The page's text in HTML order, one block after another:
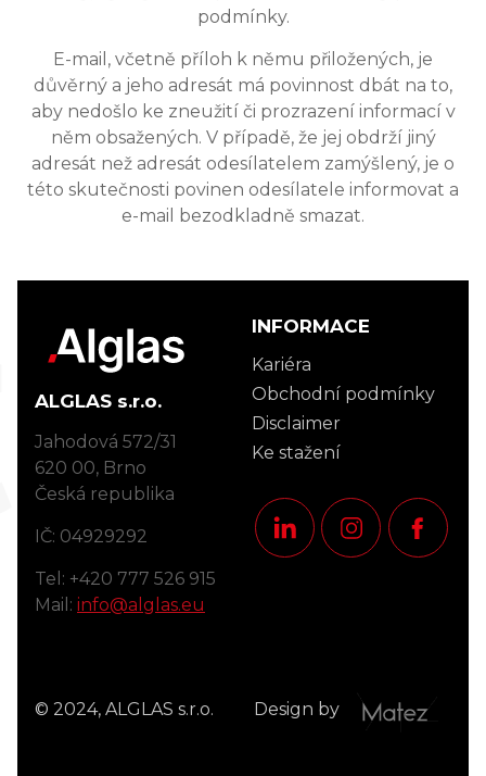
podmínky.
E-mail, včetně příloh k němu přiložených, je
důvěrný a jeho adresát má povinnost dbát na to,
aby nedošlo ke zneužití či prozrazení informací v
něm obsažených. V případě, že jej obdrží jiný
adresát než adresát odesílatelem zamýšlený, je o
této skutečnosti povinen odesílatele informovat a
e-mail bezodkladně smazat.
ALGLAS s.r.o.
Jahodová 572/31
620 00, Brno
Česká republika
IČ: 04929292
Tel: +420 777 526 915
Mail: info@alglas.eu
INFORMACE
Kariéra
Obchodní podmínky
Disclaimer
Ke stažení
© 2024, ALGLAS s.r.o. Design by